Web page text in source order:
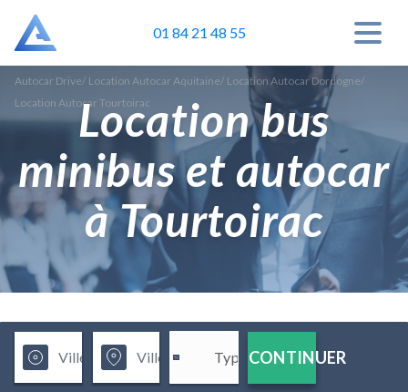
01 84 21 48 55
Autocar Drive/ Location Autocar Aquitaine/ Location Autocar Dordogne/
Location Autocar Tourtoirac
Location bus
minibus et autocar
à Tourtoirac
CONTINUER